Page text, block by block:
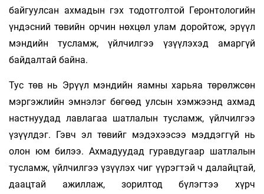
байгуулсан ахмадын гэх тодотголтой Геронтологийн
үндэсний төвийн орчин нөхцөл улам доройтож, эрүүл
мэндийн тусламж, үйлчилгээ үзүүлэхэд амаргүй
байдалтай байна.
Тус төв нь Эрүүл мэндийн яамны харьяа төрөлжсөн
мэргэжлийн эмнэлэг бөгөөд улсын хэмжээнд ахмад
настнуудад лавлагаа шатлалын тусламж, үйлчилгээ
үзүүлдэг. Гэвч эл төвийг мэдэхээсээ мэддэггүй нь
олон юм билээ. Ахмадуудад гуравдугаар шатлалын
тусламж, үйлчилгээ үзүүлэх чиг үүрэгтэй ч далайцтай,
даацтай ажиллаж, зорилтод бүлэгтээ хүрч